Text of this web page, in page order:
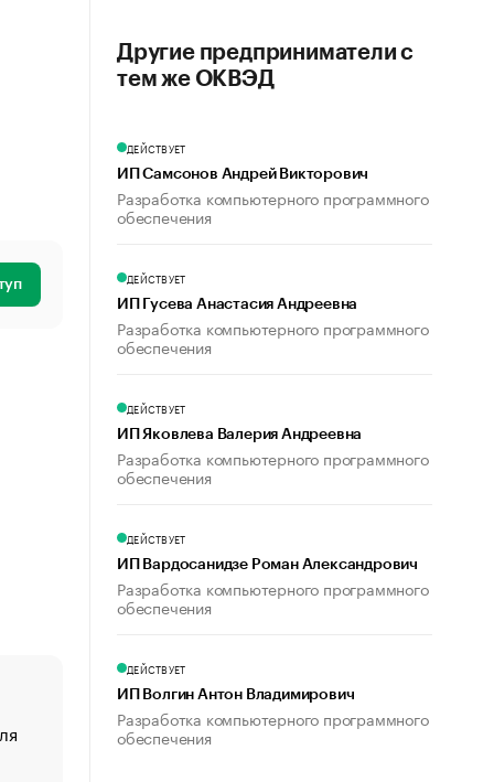
«От спорта тело стареет иначе». Как живет глава
создавшей GTA
Другие предприниматели с
тем же ОКВЭД
ДЕЙСТВУЕТ
ИП Самсонов Андрей Викторович
Разработка компьютерного программного
обеспечения
ДЕЙСТВУЕТ
ИП Гусева Анастасия Андреевна
Разработка компьютерного программного
обеспечения
ДЕЙСТВУЕТ
ИП Яковлева Валерия Андреевна
Разработка компьютерного программного
обеспечения
ДЕЙСТВУЕТ
ИП Вардосанидзе Роман Александрович
Разработка компьютерного программного
обеспечения
ДЕЙСТВУЕТ
ИП Волгин Антон Владимирович
Разработка компьютерного программного
обеспечения